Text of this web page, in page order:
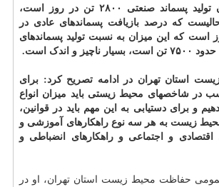
تن در روز و میزان تولید پسماند صنعتی ۲۸۰۰ تن در روز است،
که درصد بازیافت پسماندهای عادی در
در روز است که این میزان به نسبت تولید پسماندهای
و اندک است.
استان تهران در ادامه تصریح کرد: برای
در شاخصهای محیط زیستی باید میزان انواع
و برای دستیابی به این مهم باید در قوانین،
زیست به هر سه نوع راهکارهای آموزشی و
اقتصادی و اجتماعی و راهکارهای انضباطی و
حفاظت محیط زیست استان تهران، او در